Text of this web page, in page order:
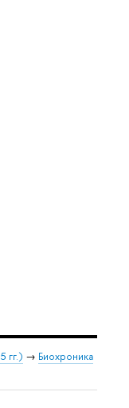
гг.) → Биохроника